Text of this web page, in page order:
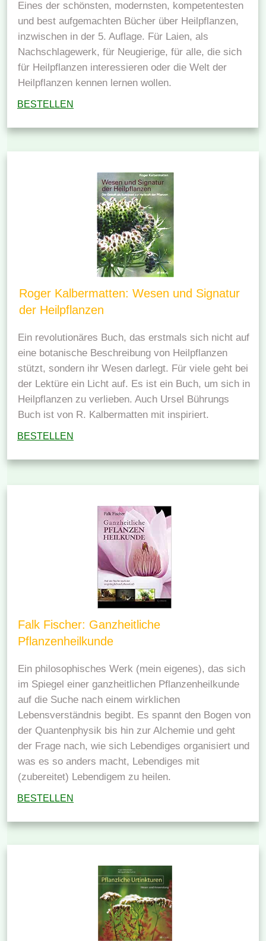
Eines der schönsten, modernsten, kompetentesten
und best aufgemachten Bücher über Heilpflanzen,
inzwischen in der 5. Auflage. Für Laien, als
Nachschlagewerk, für Neugierige, für alle, die sich
für Heilpflanzen interessieren oder die Welt der
Heilpflanzen kennen lernen wollen.
BESTELLEN
Roger Kalbermatten: Wesen und Signatur
der Heilpflanzen
Ein revolutionäres Buch, das erstmals sich nicht auf
eine botanische Beschreibung von Heilpflanzen
stützt, sondern ihr Wesen darlegt. Für viele geht bei
der Lektüre ein Licht auf. Es ist ein Buch, um sich in
Heilpflanzen zu verlieben. Auch Ursel Bührungs
Buch ist von R. Kalbermatten mit inspiriert.
BESTELLEN
Falk Fischer: Ganzheitliche
Pflanzenheilkunde
Ein philosophisches Werk (mein eigenes), das sich
im Spiegel einer ganzheitlichen Pflanzenheilkunde
auf die Suche nach einem wirklichen
Lebensverständnis begibt. Es spannt den Bogen von
der Quantenphysik bis hin zur Alchemie und geht
der Frage nach, wie sich Lebendiges organisiert und
was es so anders macht, Lebendiges mit
(zubereitet) Lebendigem zu heilen.
BESTELLEN